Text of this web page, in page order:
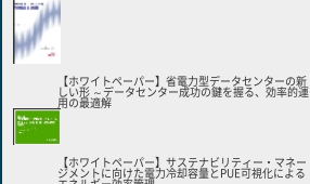
【ホワイトペーパー】省電力型データセンターの新
しい形 ～データセンター成功の鍵を握る、効率的運
用の最適解
【ホワイトペーパー】サステナビリティー・マネー
ジメントに向けた電力冷却容量とPUE可視化による